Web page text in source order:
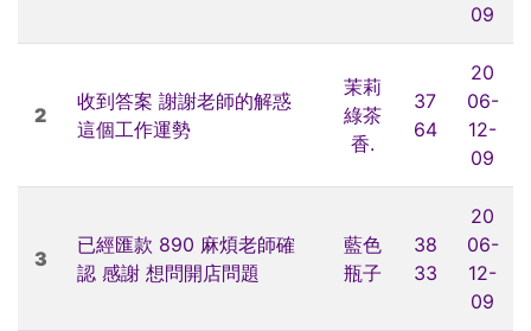
09
2
收到答案 謝謝老師的解惑
這個工作運勢
茉莉
綠茶
香.
37
64
20
06-
12-
09
3
已經匯款 890 麻煩老師確
認 感謝 想問開店問題
藍色
瓶子
38
33
20
06-
12-
09